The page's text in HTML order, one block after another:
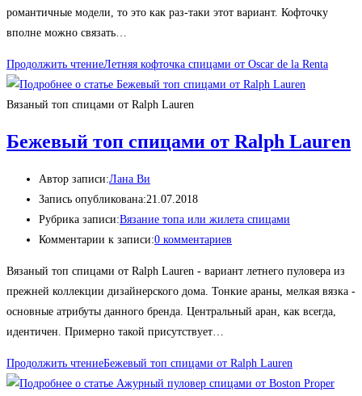
романтичные модели, то это как раз-таки этот вариант. Кофточку
вполне можно связать…
Продолжить чтениеЛетняя кофточка спицами от Oscar de la Renta
Вязаный топ спицами от Ralph Lauren
Бежевый топ спицами от Ralph Lauren
Автор записи:Лана Ви
Запись опубликована:21.07.2018
Рубрика записи:Вязание топа или жилета спицами
Комментарии к записи:0 комментариев
Вязаный топ спицами от Ralph Lauren - вариант летнего пуловера из
прежней коллекции дизайнерского дома. Тонкие араны, мелкая вязка -
основные атрибуты данного бренда. Центральный аран, как всегда,
идентичен. Примерно такой присутствует…
Продолжить чтениеБежевый топ спицами от Ralph Lauren